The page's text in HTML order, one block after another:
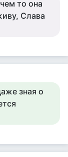
то она
Слава
зная о